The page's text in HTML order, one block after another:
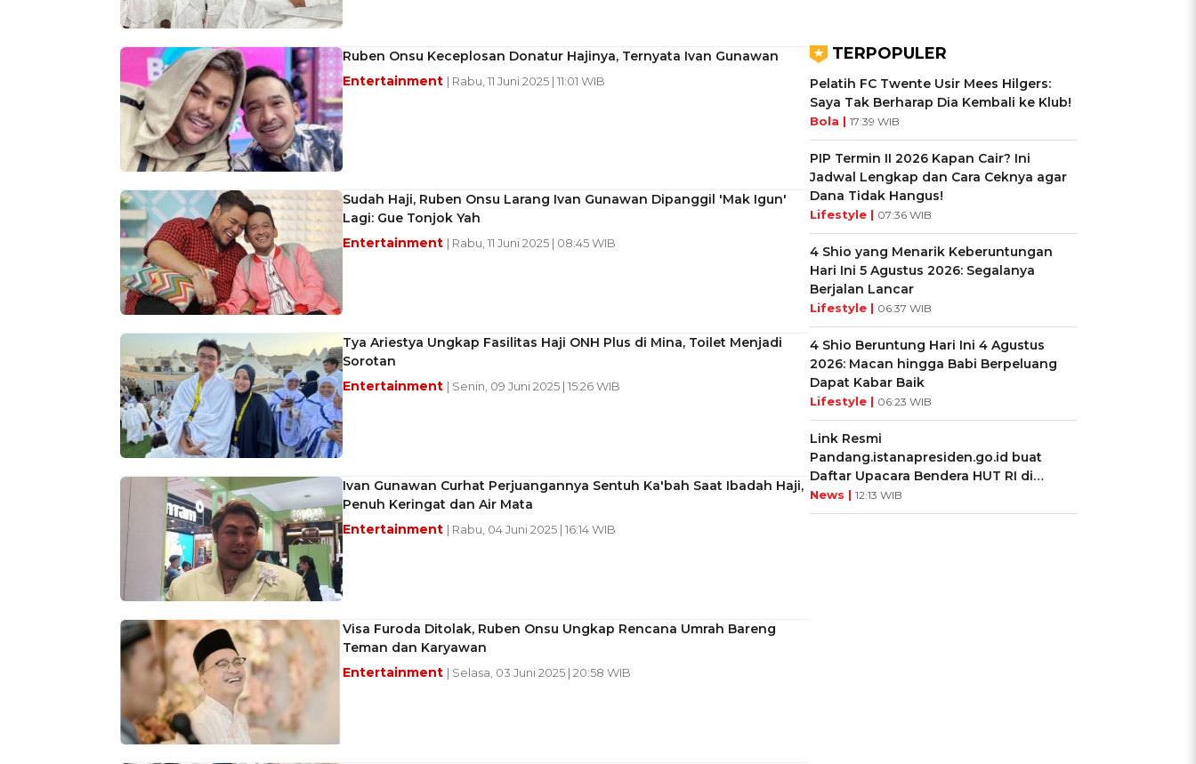
Ruben Onsu Keceplosan Donatur Hajinya, Ternyata Ivan Gunawan
Entertainment | Rabu, 11 Juni 2025 | 11:01 WIB
Sudah Haji, Ruben Onsu Larang Ivan Gunawan Dipanggil 'Mak Igun'
Lagi: Gue Tonjok Yah
Entertainment | Rabu, 11 Juni 2025 | 08:45 WIB
Tya Ariestya Ungkap Fasilitas Haji ONH Plus di Mina, Toilet Menjadi
Sorotan
Entertainment | Senin, 09 Juni 2025 | 15:26 WIB
Ivan Gunawan Curhat Perjuangannya Sentuh Ka'bah Saat Ibadah Haji,
Penuh Keringat dan Air Mata
Entertainment | Rabu, 04 Juni 2025 | 16:14 WIB
Visa Furoda Ditolak, Ruben Onsu Ungkap Rencana Umrah Bareng
Teman dan Karyawan
Entertainment | Selasa, 03 Juni 2025 | 20:58 WIB
TERPOPULER
Pelatih FC Twente Usir Mees Hilgers:
Saya Tak Berharap Dia Kembali ke Klub!
Bola | 17:39 WIB
PIP Termin II 2026 Kapan Cair? Ini
Jadwal Lengkap dan Cara Ceknya agar
Dana Tidak Hangus!
Lifestyle | 07:36 WIB
4 Shio yang Menarik Keberuntungan
Hari Ini 5 Agustus 2026: Segalanya
Berjalan Lancar
Lifestyle | 06:37 WIB
4 Shio Beruntung Hari Ini 4 Agustus
2026: Macan hingga Babi Berpeluang
Dapat Kabar Baik
Lifestyle | 06:23 WIB
Link Resmi
Pandang.istanapresiden.go.id buat
Daftar Upacara Bendera HUT RI di
Istana Negara
News | 12:13 WIB